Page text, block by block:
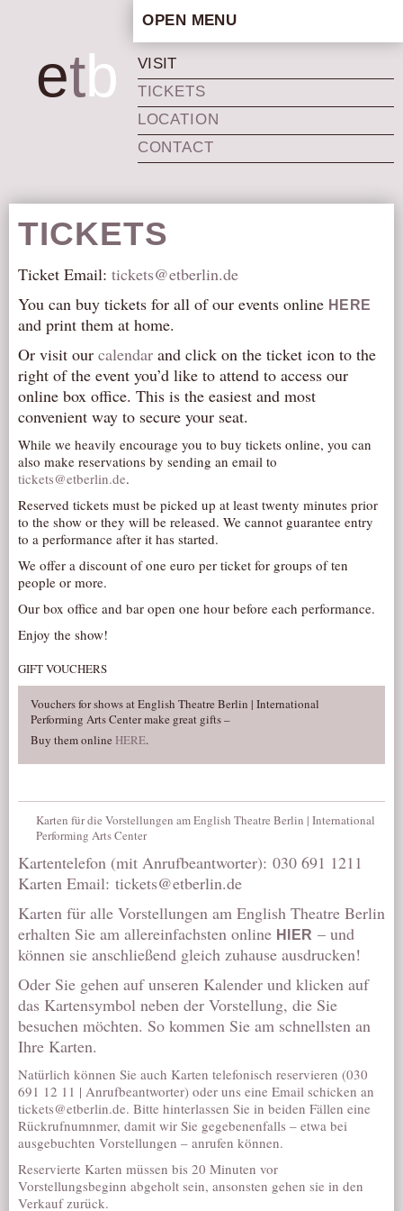
etb
OPEN MENU
ARTISTIC CONCEPT
STAFF
PRIVACY POLICY
SCHEDULE
PRODUCTION ARCHIVE
ABOUT US
NEWS
IN THE MEDIA
NEWSLETTER
GET INVOLVED
AUDITIONS/​OPPORTUNITIES
VOLUNTEERING
DONATE
PARTNERS/LINKS
VISIT
VISIT
TICKETS
LOCATION
CONTACT
TICKETS
Ticket Email: tickets@etberlin.de
You can buy tickets for all of our events online HERE
and print them at home.
Or visit our calendar and click on the ticket icon to the
right of the event you’d like to attend to access our
online box office. This is the easiest and most
convenient way to secure your seat.
While we heavily encourage you to buy tickets online, you can
also make reservations by sending an email to
tickets@etberlin.de.
Reserved tickets must be picked up at least twenty minutes prior
to the show or they will be released. We cannot guarantee entry
to a performance after it has started.
We offer a discount of one euro per ticket for groups of ten
people or more.
Our box office and bar open one hour before each performance.
Enjoy the show!
GIFT VOUCHERS
Vouchers for shows at English Theatre Berlin | International
Performing Arts Center make great gifts –
Buy them online HERE.
Karten für die Vorstellungen am English Theatre Berlin | International
Performing Arts Center
Kartentelefon (mit Anrufbeantworter): 030 691 1211
Karten Email: tickets@etberlin.de
Karten für alle Vorstellungen am English Theatre Berlin
erhalten Sie am allereinfachsten online HIER – und
können sie anschließend gleich zuhause ausdrucken!
Oder Sie gehen auf unseren Kalender und klicken auf
das Kartensymbol neben der Vorstellung, die Sie
besuchen möchten. So kommen Sie am schnellsten an
Ihre Karten.
Natürlich können Sie auch Karten telefonisch reservieren (030
691 12 11 | Anrufbeantworter) oder uns eine Email schicken an
tickets@etberlin.de. Bitte hinterlassen Sie in beiden Fällen eine
Rückrufnumnmer, damit wir Sie gegebenenfalls – etwa bei
ausgebuchten Vorstellungen – anrufen können.
Reservierte Karten müssen bis 20 Minuten vor
Vorstellungsbeginn abgeholt sein, ansonsten gehen sie in den
Verkauf zurück.